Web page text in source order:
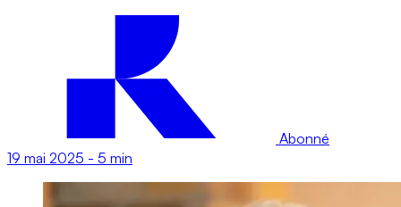
Abonné
19 mai 2025 - 5 min